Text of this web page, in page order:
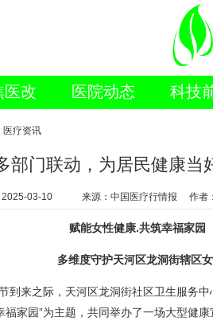
医改 医院动态
科技
医疗资讯
部门联动，为居民健康当
2025-03-10 来源：中国医疗行情报 作者
赋能女性健康.共筑幸福家园
多维度守护天河区龙洞街辖区女
来之际，天河区龙洞街社区卫生服务中
福家园”为主题，共同举办了一场大型健